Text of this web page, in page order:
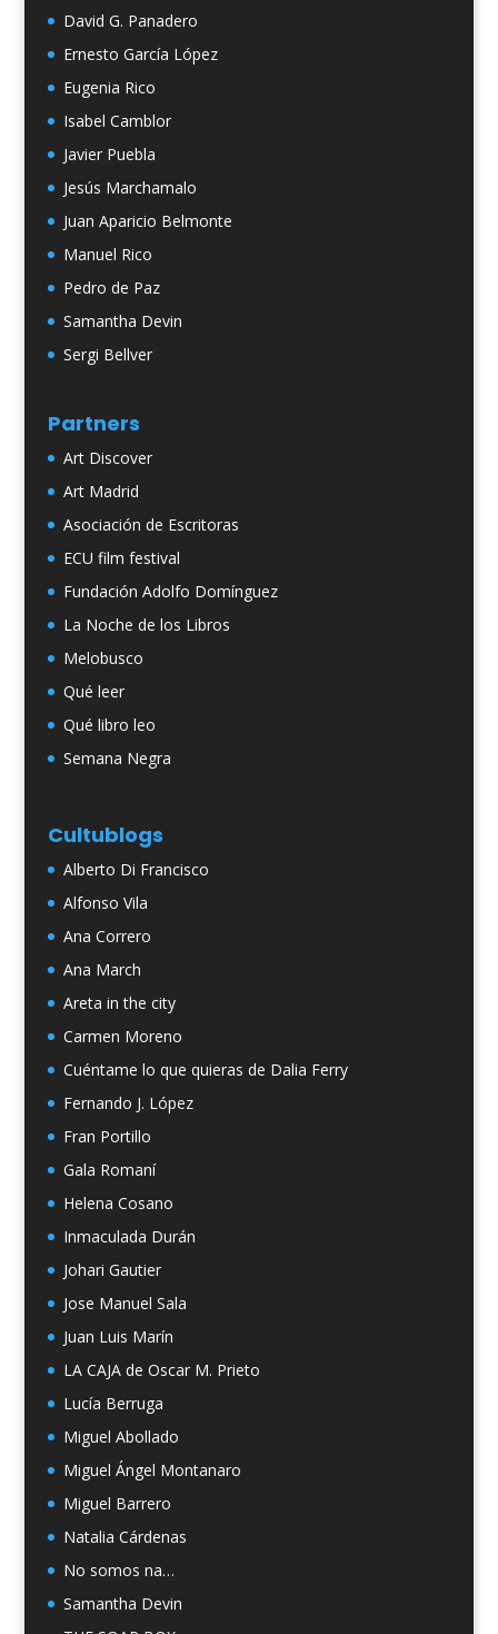
David G. Panadero
Ernesto García López
Eugenia Rico
Isabel Camblor
Javier Puebla
Jesús Marchamalo
Juan Aparicio Belmonte
Manuel Rico
Pedro de Paz
Samantha Devin
Sergi Bellver
Partners
Art Discover
Art Madrid
Asociación de Escritoras
ECU film festival
Fundación Adolfo Domínguez
La Noche de los Libros
Melobusco
Qué leer
Qué libro leo
Semana Negra
Cultublogs
Alberto Di Francisco
Alfonso Vila
Ana Correro
Ana March
Areta in the city
Carmen Moreno
Cuéntame lo que quieras de Dalia Ferry
Fernando J. López
Fran Portillo
Gala Romaní
Helena Cosano
Inmaculada Durán
Johari Gautier
Jose Manuel Sala
Juan Luis Marín
LA CAJA de Oscar M. Prieto
Lucía Berruga
Miguel Abollado
Miguel Ángel Montanaro
Miguel Barrero
Natalia Cárdenas
No somos na…
Samantha Devin